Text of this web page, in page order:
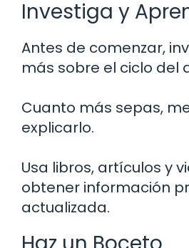
Investiga y
Antes de comenzar,
más sobre el ciclo del
Cuanto más sepas,
explicarlo.
Usa libros, artículos y
obtener información
actualizada.